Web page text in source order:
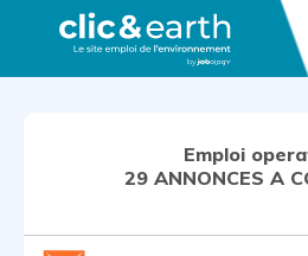
Emploi
29 ANNONCES A